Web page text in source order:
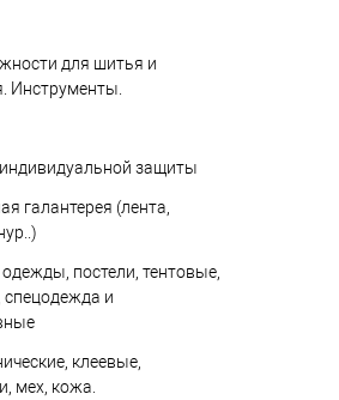
для шитья и
Инструменты.
защиты
галантерея (лента,
постели, тентовые,
спецодежда и
клеевые,
мех, кожа.